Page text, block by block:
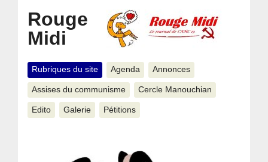
Rouge
Midi
Rubriques du site Agenda Annonces
Assises du communisme Cercle Manouchian
Edito Galerie Pétitions